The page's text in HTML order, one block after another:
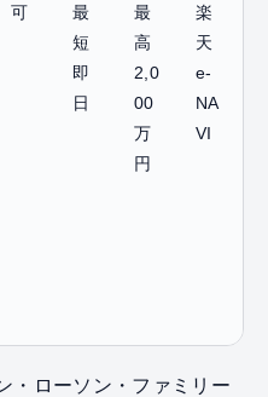
可
最
短
即
日
最
高
2,0
00
万
円
楽
天
e-
NA
VI
・ローソン・ファミリー